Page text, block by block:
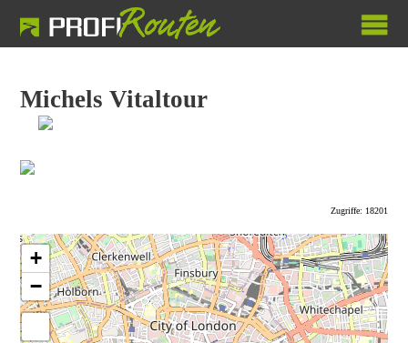
Michels Vitaltour
Zugriffe: 18201
+
−